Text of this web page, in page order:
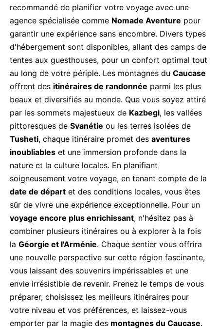
recommandé de planifier votre voyage avec une
agence spécialisée comme Nomade Aventure pour
garantir une expérience sans encombre. Divers types
d'hébergement sont disponibles, allant des camps de
tentes aux guesthouses, pour un confort optimal tout
au long de votre périple. Les montagnes du Caucase
offrent des itinéraires de randonnée parmi les plus
beaux et diversifiés au monde. Que vous soyez attiré
par les sommets majestueux de Kazbegi, les vallées
pittoresques de Svanétie ou les terres isolées de
Tusheti, chaque itinéraire promet des aventures
inoubliables et une immersion profonde dans la
nature et la culture locales. En planifiant
soigneusement votre voyage, en tenant compte de la
date de départ et des conditions locales, vous êtes
sûr de vivre une expérience exceptionnelle. Pour un
voyage encore plus enrichissant, n'hésitez pas à
combiner plusieurs itinéraires ou à explorer à la fois
la Géorgie et l'Arménie. Chaque sentier vous offrira
une nouvelle perspective sur cette région fascinante,
vous laissant des souvenirs impérissables et une
envie irrésistible de revenir. Prenez le temps de vous
préparer, choisissez les meilleurs itinéraires pour
votre niveau et vos préférences, et laissez-vous
emporter par la magie des montagnes du Caucase.